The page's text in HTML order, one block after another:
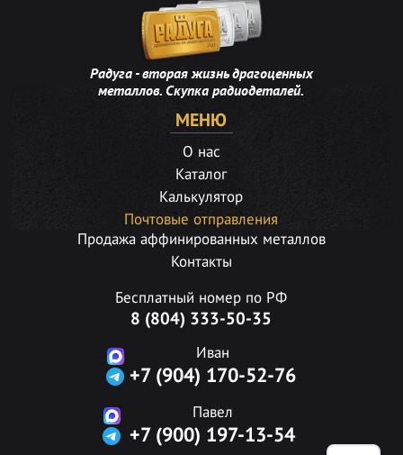
Радуга - вторая жизнь драгоценных
металлов. Скупка радиодеталей.
МЕНЮ
О нас
Каталог
Калькулятор
Почтовые отправления
Продажа аффинированных металлов
Контакты
Бесплатный номер по РФ
8 (804) 333-50-35
Иван
+7 (904) 170-52-76
Павел
+7 (900) 197-13-54